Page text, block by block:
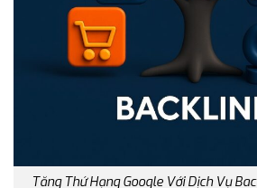
Tăng Thứ Hạng Google Với Dịch Vụ